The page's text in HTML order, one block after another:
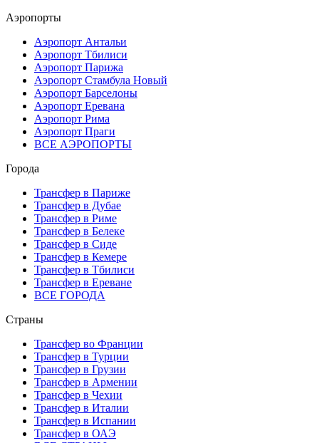
Аэропорты
Аэропорт Антальи
Аэропорт Тбилиси
Аэропорт Парижа
Аэропорт Стамбула Новый
Аэропорт Барселоны
Аэропорт Еревана
Аэропорт Рима
Аэропорт Праги
ВСЕ АЭРОПОРТЫ
Города
Трансфер в Париже
Трансфер в Дубае
Трансфер в Риме
Трансфер в Белеке
Трансфер в Сиде
Трансфер в Кемере
Трансфер в Тбилиси
Трансфер в Ереване
ВСЕ ГОРОДА
Страны
Трансфер во Франции
Трансфер в Турции
Трансфер в Грузии
Трансфер в Армении
Трансфер в Чехии
Трансфер в Италии
Трансфер в Испании
Трансфер в ОАЭ